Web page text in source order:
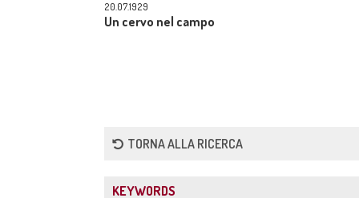
20.07.1929
Un cervo nel campo
TORNA ALLA RICERCA
KEYWORDS